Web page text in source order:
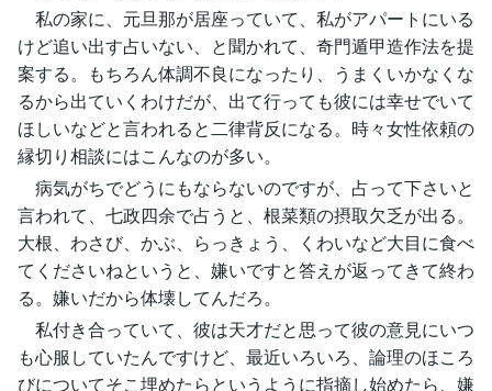
私の家に、元旦那が居座っていて、私がアパートにいる
けど追い出す占いない、と聞かれて、奇門遁甲造作法を提
案する。もちろん体調不良になったり、うまくいかなくな
るから出ていくわけだが、出て行っても彼には幸せでいて
ほしいなどと言われると二律背反になる。時々女性依頼の
縁切り相談にはこんなのが多い。
病気がちでどうにもならないのですが、占って下さいと
言われて、七政四余で占うと、根菜類の摂取欠乏が出る。
大根、わさび、かぶ、らっきょう、くわいなど大目に食べ
てくださいねというと、嫌いですと答えが返ってきて終わ
る。嫌いだから体壊してんだろ。
私付き合っていて、彼は天才だと思って彼の意見にいつ
も心服していたんですけど、最近いろいろ、論理のほころ
びについてそこ埋めたらというように指摘し始めたら、嫌